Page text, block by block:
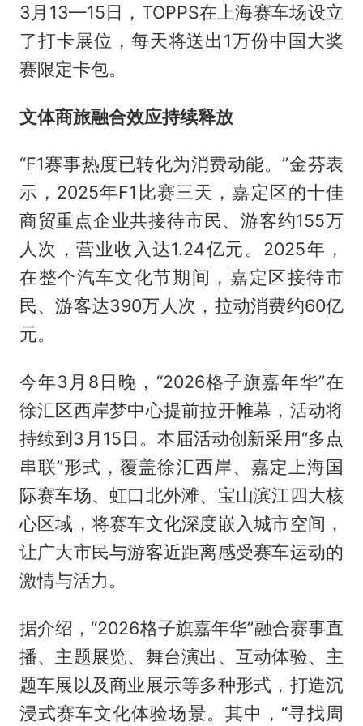
3月13—15日，TOPPS在上海赛车场设立
了打卡展位，每天将送出1万份中国大奖
赛限定卡包。
文体商旅融合效应持续释放
“F1赛事热度已转化为消费动能。”金芬表
示，2025年F1比赛三天，嘉定区的十佳
商贸重点企业共接待市民、游客约155万
人次，营业收入达1.24亿元。2025年，
在整个汽车文化节期间，嘉定区接待市
民、游客达390万人次，拉动消费约60亿
元。
今年3月8日晚，“2026格子旗嘉年华”在
徐汇区西岸梦中心提前拉开帷幕，活动将
持续到3月15日。本届活动创新采用“多点
串联”形式，覆盖徐汇西岸、嘉定上海国
际赛车场、虹口北外滩、宝山滨江四大核
心区域，将赛车文化深度嵌入城市空间，
让广大市民与游客近距离感受赛车运动的
激情与活力。
据介绍，“2026格子旗嘉年华”融合赛事直
播、主题展览、舞台演出、互动体验、主
题车展以及商业展示等多种形式，打造沉
浸式赛车文化体验场景。其中，“寻找周